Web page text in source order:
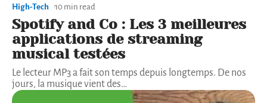
High-Tech 10 min read
Spotify and Co : Les 3 meilleures
applications de streaming
musical testées
Le lecteur MP3 a fait son temps depuis longtemps. De nos
jours, la musique vient des…